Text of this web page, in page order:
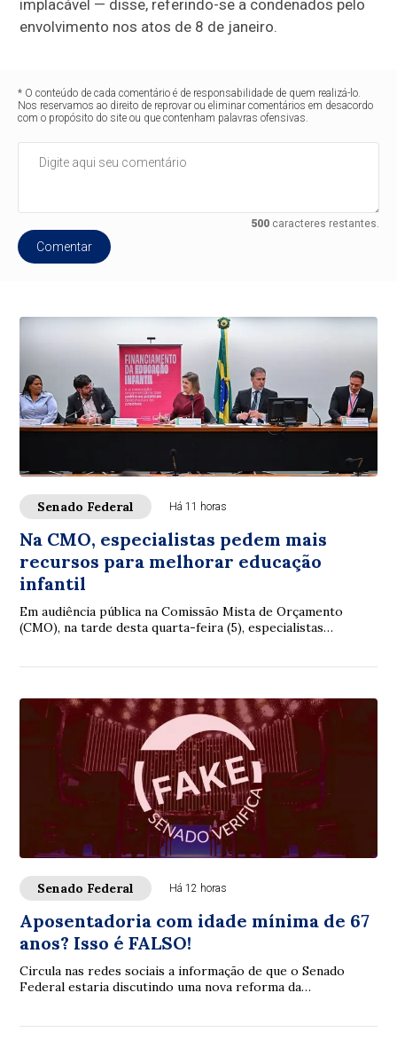
implacável — disse, referindo-se a condenados pelo
envolvimento nos atos de 8 de janeiro.
* O conteúdo de cada comentário é de responsabilidade de quem realizá-lo.
Nos reservamos ao direito de reprovar ou eliminar comentários em desacordo
com o propósito do site ou que contenham palavras ofensivas.
500caracteres restantes.
Comentar
Senado Federal Há 11 horas
Na CMO, especialistas pedem mais
recursos para melhorar educação
infantil
Em audiência pública na Comissão Mista de Orçamento
(CMO), na tarde desta quarta-feira (5), especialistas
Senado Federal Há 12 horas
Aposentadoria com idade mínima de 67
anos? Isso é FALSO!
Circula nas redes sociais a informação de que o Senado
Federal estaria discutindo uma nova reforma da